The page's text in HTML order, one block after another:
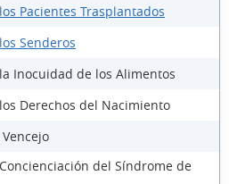
Pacientes Trasplantados
Senderos
Inocuidad de los Alimentos
Derechos del Nacimiento
del Síndrome de